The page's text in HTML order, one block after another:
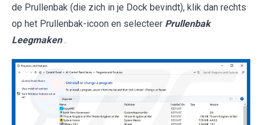
de Prullenbak (die zich in je Dock bevindt), klik dan rechts
op het Prullenbak-icoon en selecteer Prullenbak
Leegmaken .